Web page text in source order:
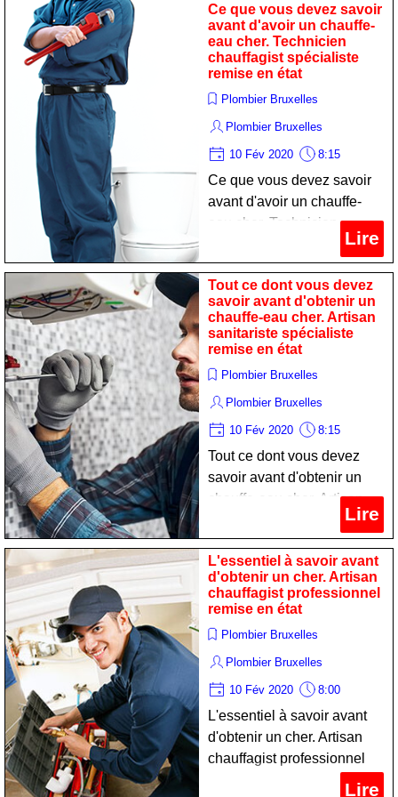
Ce que vous devez savoir
avant d'avoir un chauffe-
eau cher. Technicien
chauffagist spécialiste
remise en état
Plombier Bruxelles
Plombier Bruxelles
10 Fév 2020 8:15
Ce que vous devez savoir
avant d'avoir un chauffe-
eau cher. Technicien
chauffagist spécialiste
remise en état
Lire
Tout ce dont vous devez
savoir avant d'obtenir un
chauffe-eau cher. Artisan
sanitariste spécialiste
remise en état
Plombier Bruxelles
Plombier Bruxelles
10 Fév 2020 8:15
Tout ce dont vous devez
savoir avant d'obtenir un
chauffe-eau cher. Artisan
remise en état
Lire
L'essentiel à savoir avant
d'obtenir un cher. Artisan
chauffagist professionnel
remise en état
Plombier Bruxelles
Plombier Bruxelles
10 Fév 2020 8:00
L'essentiel à savoir avant
d'obtenir un cher. Artisan
chauffagist professionnel
Lire